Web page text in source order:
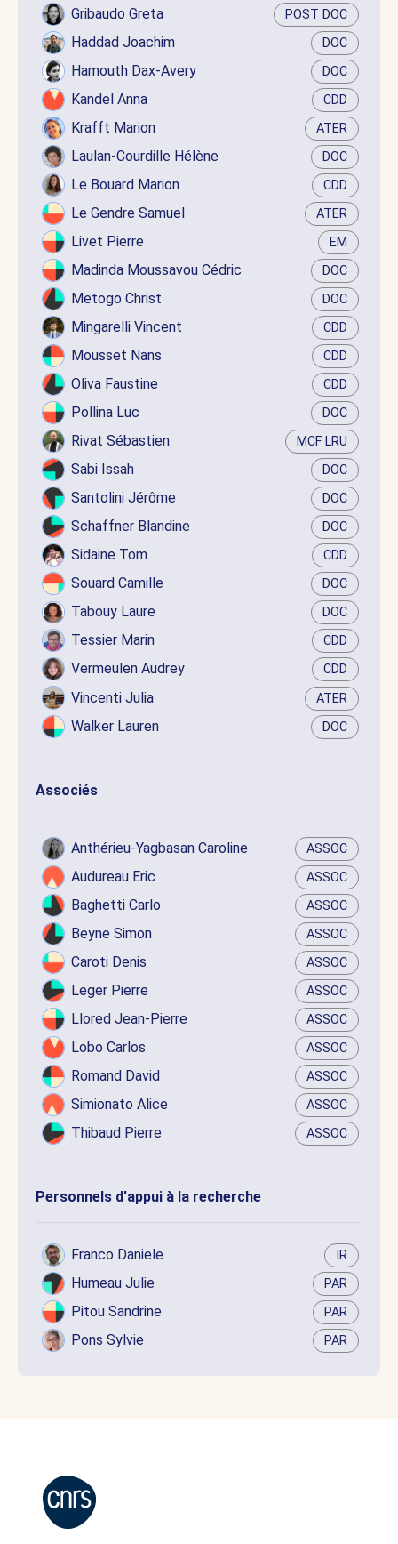
Gribaudo Greta POST DOC
Haddad Joachim DOC
Hamouth Dax-Avery DOC
Kandel Anna CDD
Krafft Marion ATER
Laulan-Courdille Hélène DOC
Le Bouard Marion CDD
Le Gendre Samuel ATER
Livet Pierre EM
Madinda Moussavou Cédric DOC
Metogo Christ DOC
Mingarelli Vincent CDD
Mousset Nans CDD
Oliva Faustine CDD
Pollina Luc DOC
Rivat Sébastien MCF LRU
Sabi Issah DOC
Santolini Jérôme DOC
Schaffner Blandine DOC
Sidaine Tom CDD
Souard Camille DOC
Tabouy Laure DOC
Tessier Marin CDD
Vermeulen Audrey CDD
Vincenti Julia ATER
Walker Lauren DOC
Associés
Anthérieu-Yagbasan Caroline ASSOC
Audureau Eric ASSOC
Baghetti Carlo ASSOC
Beyne Simon ASSOC
Caroti Denis ASSOC
Leger Pierre ASSOC
Llored Jean-Pierre ASSOC
Lobo Carlos ASSOC
Romand David ASSOC
Simionato Alice ASSOC
Thibaud Pierre ASSOC
Personnels d'appui à la recherche
Franco Daniele IR
Humeau Julie PAR
Pitou Sandrine PAR
Pons Sylvie PAR